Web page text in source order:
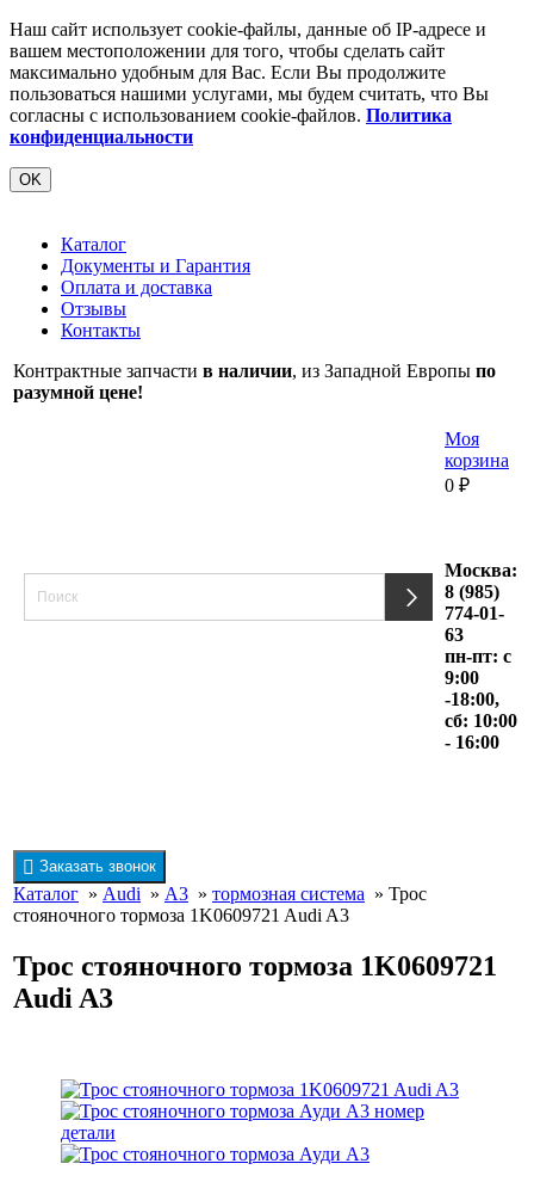
Наш сайт использует cookie-файлы, данные об IP-адресе и
вашем местоположении для того, чтобы сделать сайт
максимально удобным для Вас. Если Вы продолжите
пользоваться нашими услугами, мы будем считать, что Вы
согласны с использованием cookie-файлов. Политика
конфиденциальности
OK
Каталог
Документы и Гарантия
Оплата и доставка
Отзывы
Контакты
Контрактные запчасти в наличии, из Западной Европы по
разумной цене!
Моя
корзина
0 ₽
Москва:
8 (985)
774-01-
63
пн-пт: с
9:00
-18:00,
сб: 10:00
- 16:00
Заказать звонок
Каталог » Audi » A3 » тормозная система » Трос
стояночного тормоза 1K0609721 Audi A3
Трос стояночного тормоза 1K0609721
Audi A3